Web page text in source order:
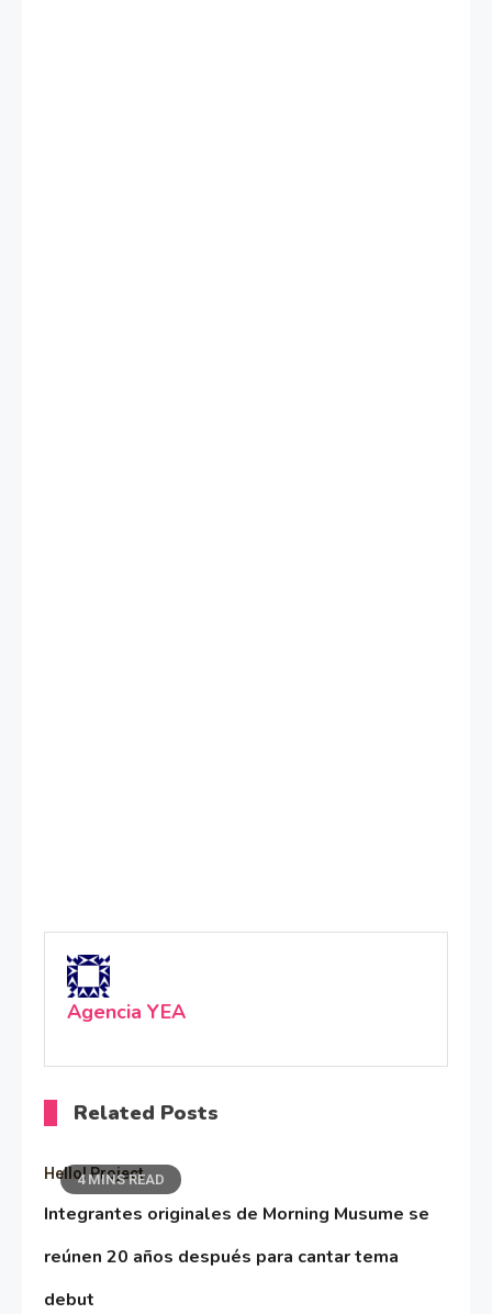
Agencia YEA
Related Posts
4 MINS READ
Hello! Project
Integrantes originales de Morning Musume se
reúnen 20 años después para cantar tema
debut